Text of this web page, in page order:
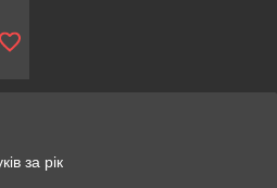
за рік